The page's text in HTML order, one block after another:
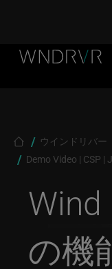
Skip to main content
Header
ウインドリバー
Demo Video | CSP |
Wind
の機